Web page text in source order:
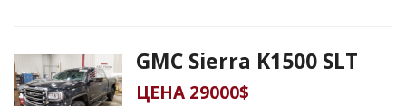
GMC Sierra K1500 SLT
ЦЕНА 29000$